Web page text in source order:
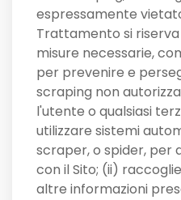
espressamente
Trattamento si
misure necessarie,
per prevenire e
scraping non
l'utente o qualsiasi
utilizzare sistemi
scraper, o spider, per
con il Sito; (ii)
altre informazioni